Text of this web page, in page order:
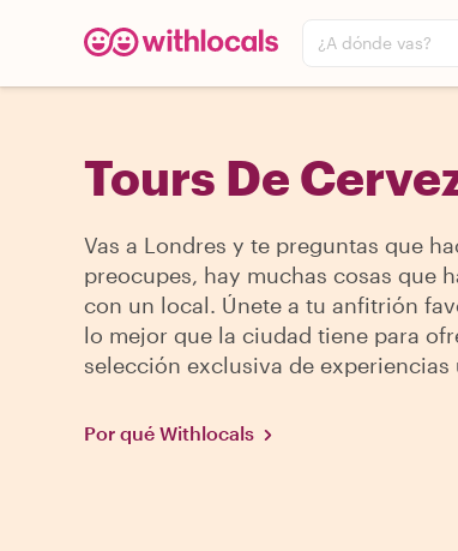
¿A dónde vas?
Tours De
Vas a Londres y te preguntas que
preocupes, hay muchas cosas que
con un local. Únete a tu anfitrión
lo mejor que la ciudad tiene para
selección exclusiva de experiencias
Por qué Withlocals